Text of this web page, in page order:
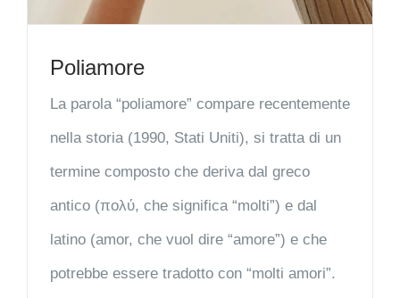
Poliamore
La parola “poliamore” compare recentemente
nella storia (1990, Stati Uniti), si tratta di un
termine composto che deriva dal greco
antico (πολύ, che significa “molti”) e dal
latino (amor, che vuol dire “amore”) e che
potrebbe essere tradotto con “molti amori”.